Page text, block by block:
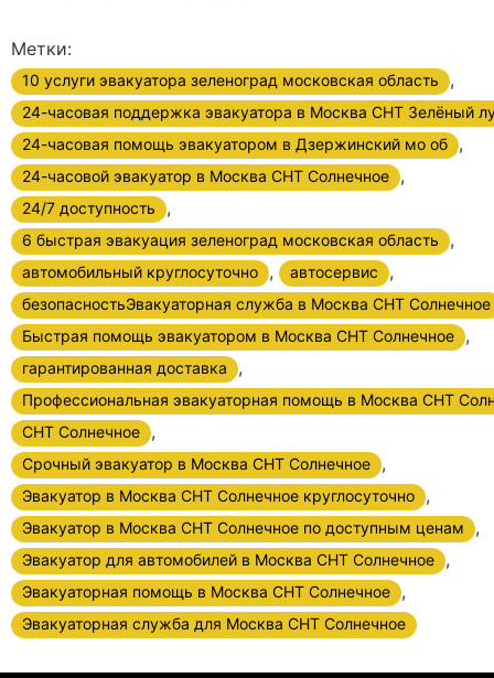
Метки:
10 услуги эвакуатора зеленоград московская область ,
24-часовая поддержка эвакуатора в Москва СНТ Зелёный
24-часовая помощь эвакуатором в Дзержинский мо об
,
24-часовой эвакуатор в Москва СНТ Солнечное ,
24/7 доступность ,
6 быстрая эвакуация зеленоград московская область ,
автомобильный круглосуточно , автосервис ,
безопасностьЭвакуаторная служба в Москва СНТ Солнечное
Быстрая помощь эвакуатором в Москва СНТ Солнечное
,
гарантированная доставка ,
Профессиональная эвакуаторная помощь в Москва СНТ
СНТ Солнечное
,
Срочный эвакуатор в Москва СНТ Солнечное ,
Эвакуатор в Москва СНТ Солнечное круглосуточно ,
Эвакуатор в Москва СНТ Солнечное по доступным ценам ,
Эвакуатор для автомобилей в Москва СНТ Солнечное ,
Эвакуаторная помощь в Москва СНТ Солнечное ,
Эвакуаторная служба для Москва СНТ Солнечное